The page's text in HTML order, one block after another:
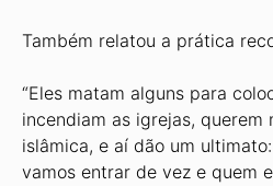
Também relatou a prática
“Eles matam alguns para
incendiam as igrejas, querem
islâmica, e aí dão um
vamos entrar de vez e quem